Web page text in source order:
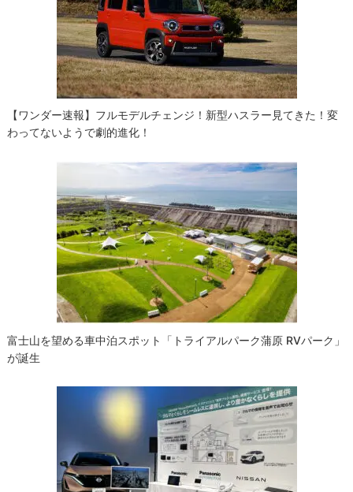
【ワンダー速報】フルモデルチェンジ！新型ハスラー見てきた！変
わってないようで劇的進化！
富士山を望める車中泊スポット「トライアルパーク蒲原 RVパーク」
が誕生